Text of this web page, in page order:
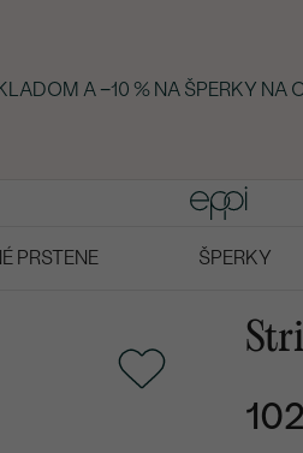
A −10 % NA ŠPERKY
PRSTENE ŠPERKY